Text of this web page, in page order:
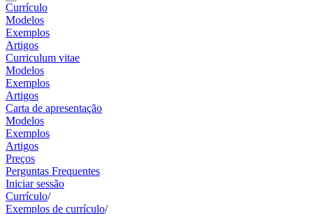
Currículo
Modelos
Exemplos
Artigos
Curriculum vitae
Modelos
Exemplos
Artigos
Carta de apresentação
Modelos
Exemplos
Artigos
Preços
Perguntas Frequentes
Iniciar sessão
Currículo/
Exemplos de currículo/